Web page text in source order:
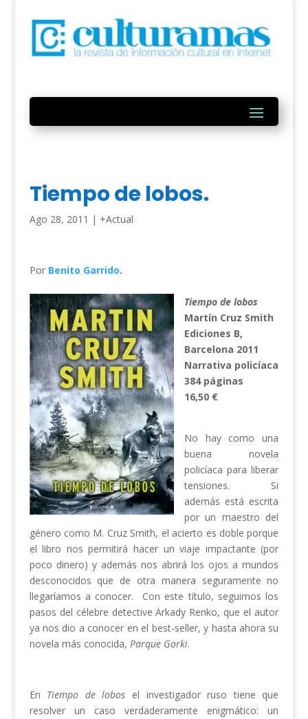
Tiempo de lobos.
Ago 28, 2011 | +Actual
Por Benito Garrido.
Tiempo de lobos
Martín Cruz Smith
Ediciones B,
Barcelona 2011
Narrativa policíaca
384 páginas
16,50 €
No hay como una
buena novela
policíaca para liberar
tensiones. Si
además está escrita
por un maestro del
género como M. Cruz Smith, el acierto es doble porque
el libro nos permitirá hacer un viaje impactante (por
poco dinero) y además nos abrirá los ojos a mundos
desconocidos que de otra manera seguramente no
llegaríamos a conocer. Con este título, seguimos los
pasos del célebre detective Arkady Renko, que el autor
ya nos dio a conocer en el best-seller, y hasta ahora su
novela más conocida, Parque Gorki.
En Tiempo de lobos el investigador ruso tiene que
resolver un caso verdaderamente enigmático: un